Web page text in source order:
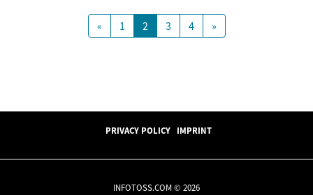
« 1 2 3 4 »
PRIVACY POLICY IMPRINT
INFOTOSS.COM © 2026